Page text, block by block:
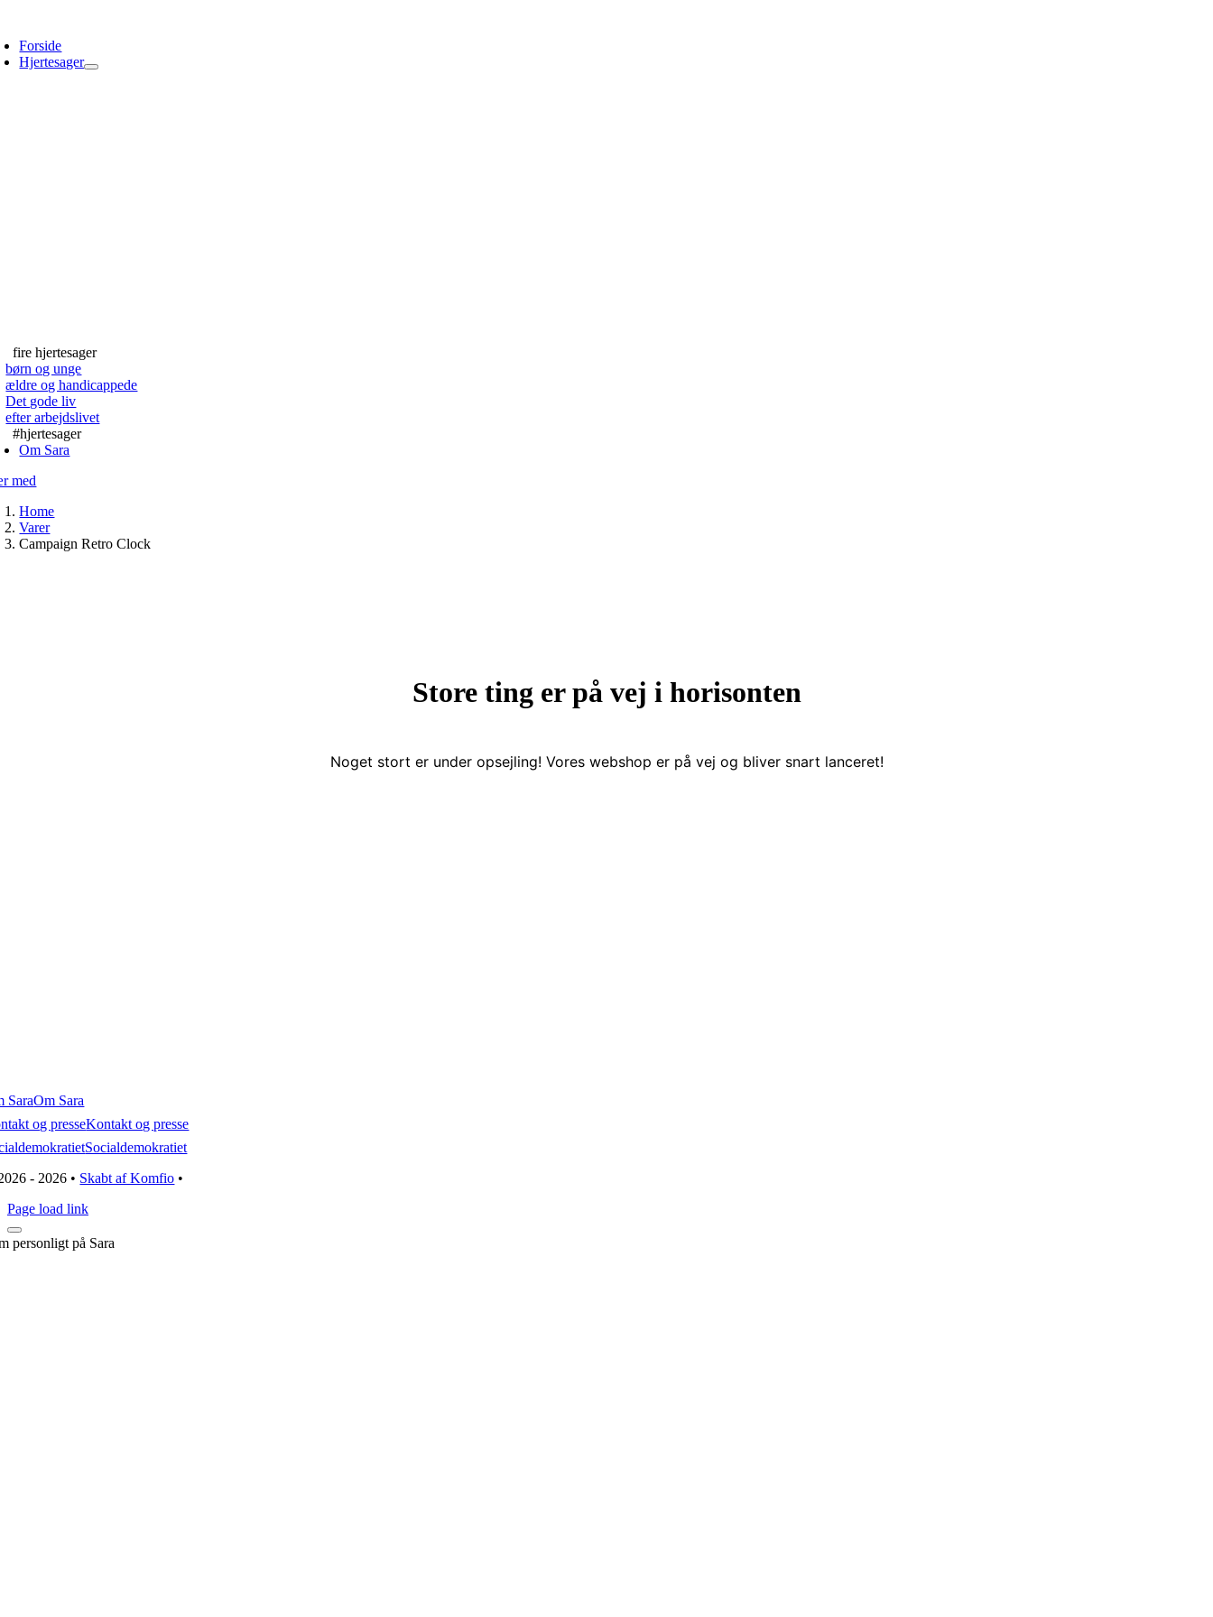
content
Forside
Hjertesager
fire hjertesager
børn og unge
ældre og handicappede
Det gode liv
efter arbejdslivet
#hjertesager
Om Sara
med
Home
Varer
Campaign Retro Clock
Store ting er på vej i horisonten
Noget stort er under opsejling! Vores webshop er på vej og bliver snart lanceret!
SaraOm Sara
og presseKontakt og presse
Socialdemokratiet
- 2026 • Skabt af Komfio •
Page load link
personligt på Sara